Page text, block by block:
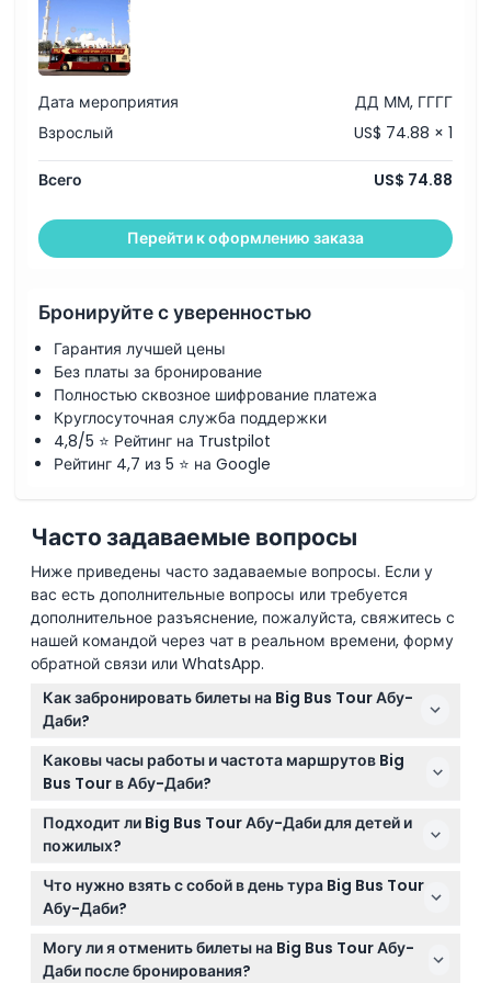
Дата мероприятия
ДД ММ, ГГГГ
Взрослый
US$ 74.88 × 1
Всего US$ 74.88
Перейти к оформлению заказа
Бронируйте с уверенностью
Гарантия лучшей цены
Без платы за бронирование
Полностью сквозное шифрование платежа
Круглосуточная служба поддержки
4,8/5 ⭐ Рейтинг на Trustpilot
Рейтинг 4,7 из 5 ⭐ на Google
Часто задаваемые вопросы
Ниже приведены часто задаваемые вопросы. Если у
вас есть дополнительные вопросы или требуется
дополнительное разъяснение, пожалуйста, свяжитесь с
нашей командой через чат в реальном времени, форму
обратной связи или WhatsApp.
Как забронировать билеты на Big Bus Tour Абу-
Даби?
Вы можете легко забронировать билеты на Big Bus
Tour Абу-Даби онлайн прямо на этом сайте. Просто
выберите предпочитаемый тип билета и дату, чтобы
проверить доступность и подтвердить
бронирование.
Каковы часы работы и частота маршрутов Big
Bus Tour в Абу-Даби?
Тур по городу (Красный маршрут) работает
ежедневно с 9:00 до 17:00, автобусы приходят
каждые 30-40 минут. Шаттл к Мечети Шейха Зайда
(Зеленый маршрут) работает ежедневно с 10:00 до
16:30, автобусы ходят каждые 2 часа 30 минут
подтвердите при бронировании).
Подходит ли Big Bus Tour Абу-Даби для детей и
пожилых?
Да, тур подходит для всей семьи и рассчитан на
все возрастные группы, включая детей и пожилых.
Формат hop-on, hop-off позволяет легко
присоединяться к туру или выходить на любой
остановке, подходящей вашему ритму.
Что нужно взять с собой в день тура Big Bus Tour
Абу-Даби?
Возьмите удобную одежду, солнцезащитный крем,
солнцезащитные очки и головной убор, если
Могу ли я отменить билеты на Big Bus Tour Абу-
Даби после бронирования?